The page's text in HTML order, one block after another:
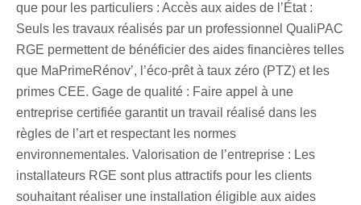
que pour les particuliers : Accès aux aides de l’État :
Seuls les travaux réalisés par un professionnel QualiPAC
RGE permettent de bénéficier des aides financières telles
que MaPrimeRénov’, l’éco-prêt à taux zéro (PTZ) et les
primes CEE. Gage de qualité : Faire appel à une
entreprise certifiée garantit un travail réalisé dans les
règles de l’art et respectant les normes
environnementales. Valorisation de l’entreprise : Les
installateurs RGE sont plus attractifs pour les clients
souhaitant réaliser une installation éligible aux aides